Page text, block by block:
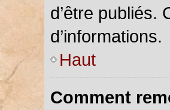
d’être publiés.
d’informations.
Haut
Comment